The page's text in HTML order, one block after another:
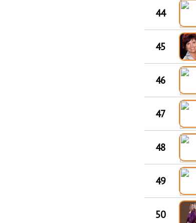
44
45
46
47
48
49
50